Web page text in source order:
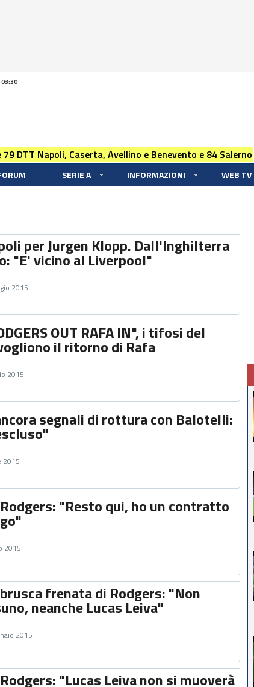
DTT Napoli, Caserta, Avellino e Benevento e 84 Salerno
SERIE A INFORMAZIONI WEB TV
per Jurgen Klopp. Dall'Inghilterra
"E' vicino al Liverpool"
2015
OUT RAFA IN", i tifosi del
il ritorno di Rafa
2015
segnali di rottura con Balotelli:
2015
"Resto qui, ho un contratto
2015
frenata di Rodgers: "Non
neanche Lucas Leiva"
2015
"Lucas Leiva non si muoverà